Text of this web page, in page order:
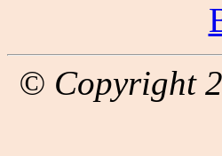
© Copyright